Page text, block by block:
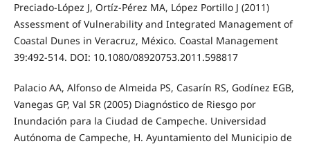
Preciado-López J, Ortíz-Pérez MA, López Portillo J (2011)
Assessment of Vulnerability and Integrated Management of
Coastal Dunes in Veracruz, México. Coastal Management
39:492-514. DOI: 10.1080/08920753.2011.598817
Palacio AA, Alfonso de Almeida PS, Casarín RS, Godínez EGB,
Vanegas GP, Val SR (2005) Diagnóstico de Riesgo por
Inundación para la Ciudad de Campeche. Universidad
Autónoma de Campeche, H. Ayuntamiento del Municipio de